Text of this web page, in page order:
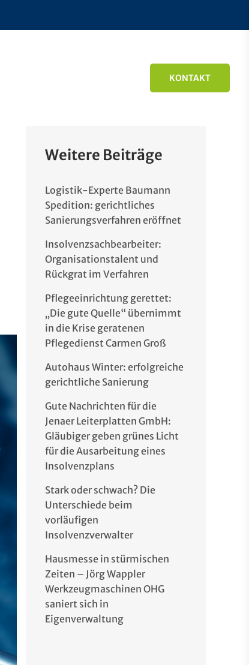
KONTAKT
Weitere Beiträge
Logistik-Experte Baumann
Spedition: gerichtliches
Sanierungsverfahren eröffnet
Insolvenzsachbearbeiter:
Organisationstalent und
Rückgrat im Verfahren
Pflegeeinrichtung gerettet:
„Die gute Quelle“ übernimmt
in die Krise geratenen
Pflegedienst Carmen Groß
Autohaus Winter: erfolgreiche
gerichtliche Sanierung
Gute Nachrichten für die
Jenaer Leiterplatten GmbH:
Gläubiger geben grünes Licht
für die Ausarbeitung eines
Insolvenzplans
Stark oder schwach? Die
Unterschiede beim
vorläufigen
Insolvenzverwalter
Hausmesse in stürmischen
Zeiten – Jörg Wappler
Werkzeugmaschinen OHG
saniert sich in
Eigenverwaltung